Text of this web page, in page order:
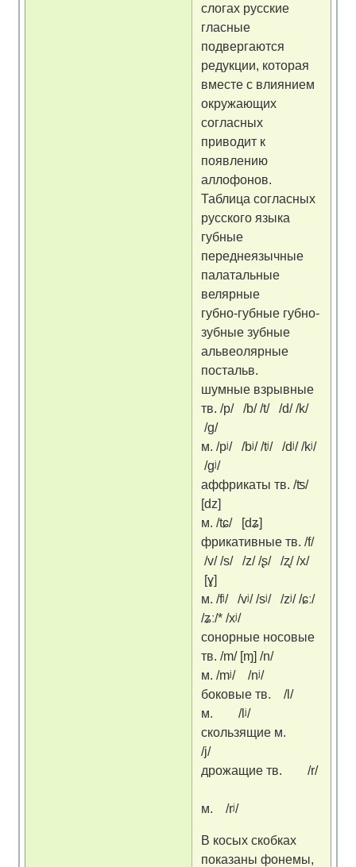
слогах русские
гласные
подвергаются
редукции, которая
вместе с влиянием
окружающих
согласных
приводит к
появлению
аллофонов.
Таблица согласных
русского языка
губные
переднеязычные
палатальные
велярные
губно-губные губно-
зубные зубные
альвеолярные
постальв.
шумные взрывные
тв. /p/ /b/ /t/ /d/ /k/
/g/
м. /pʲ/ /bʲ/ /tʲ/ /dʲ/ /kʲ/
/gʲ/
аффрикаты тв. /ʦ/
[dz]
м. /tɕ/ [dʑ]
фрикативные тв. /f/
/v/ /s/ /z/ /ʂ/ /ʐ/ /x/
[ɣ]
м. /fʲ/ /vʲ/ /sʲ/ /zʲ/ /ɕː/
/ʑː/* /xʲ/
сонорные носовые
тв. /m/ [ɱ] /n/
м. /mʲ/ /nʲ/
боковые тв. /l/
м. /lʲ/
скользящие м.
/j/
дрожащие тв. /r/
м. /rʲ/
В косых скобках
показаны фонемы,